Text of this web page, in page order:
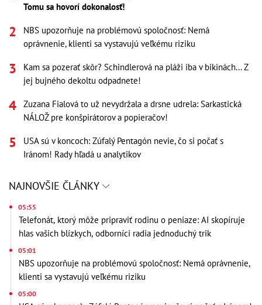
Tomu sa hovorí dokonalosť!
NBS upozorňuje na problémovú spoločnosť: Nemá
oprávnenie, klienti sa vystavujú veľkému riziku
Kam sa pozerať skôr? Schindlerová na pláži iba v bikinách... Z
jej bujného dekoltu odpadnete!
Zuzana Fialová to už nevydržala a drsne udrela: Sarkastická
NÁLOŽ pre konšpirátorov a popieračov!
USA sú v koncoch: Zúfalý Pentagón nevie, čo si počať s
Iránom! Rady hľadá u analytikov
NAJNOVŠIE ČLÁNKY
05:55
Telefonát, ktorý môže pripraviť rodinu o peniaze: AI skopíruje
hlas vašich blízkych, odborníci radia jednoduchý trik
05:01
NBS upozorňuje na problémovú spoločnosť: Nemá oprávnenie,
klienti sa vystavujú veľkému riziku
05:00